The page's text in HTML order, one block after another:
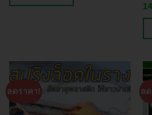
ลดราคา! ล